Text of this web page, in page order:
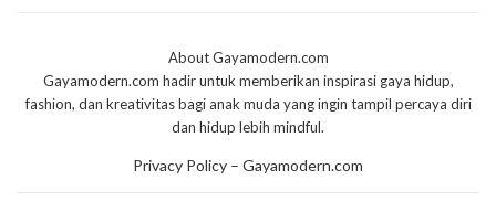
About Gayamodern.com
Gayamodern.com hadir untuk memberikan inspirasi gaya hidup,
fashion, dan kreativitas bagi anak muda yang ingin tampil percaya diri
dan hidup lebih mindful.
Privacy Policy – Gayamodern.com